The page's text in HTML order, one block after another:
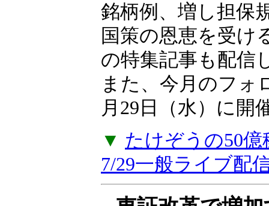
ィビストの株主提
銘柄例、増し担保
国策の恩恵を受け
の特集記事も配信
また、今月のフォ
月29日（水）に開
▼ たけぞうの50
7/29一般ライブ配